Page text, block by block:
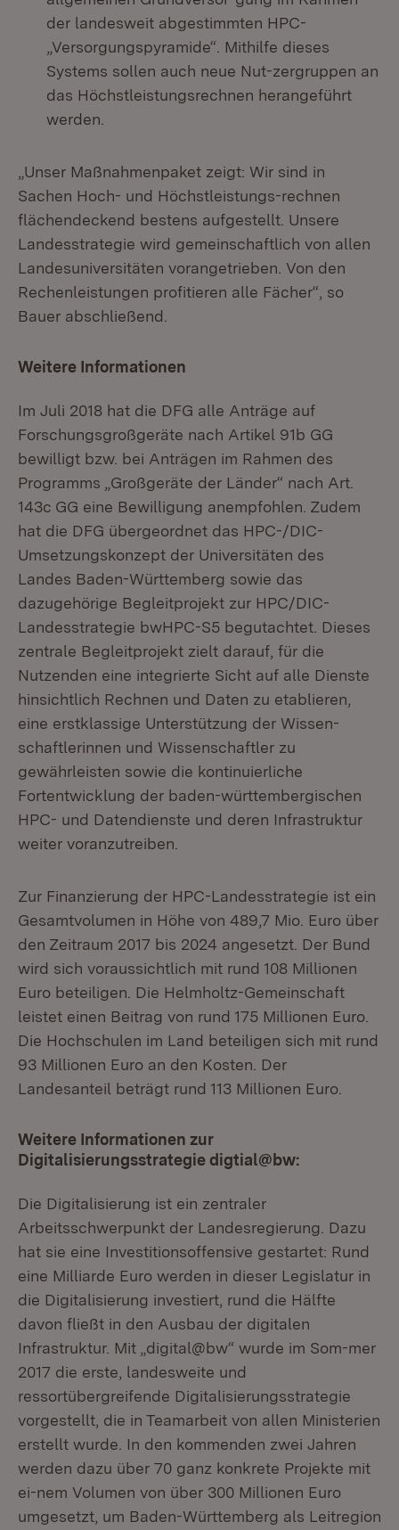
der landesweit abgestimmten HPC-
„Versorgungspyramide“. Mithilfe dieses
Systems sollen auch neue Nut-zergruppen an
das Höchstleistungsrechnen herangeführt
werden.
„Unser Maßnahmenpaket zeigt: Wir sind in
Sachen Hoch- und Höchstleistungs-rechnen
flächendeckend bestens aufgestellt. Unsere
Landesstrategie wird gemeinschaftlich von allen
Landesuniversitäten vorangetrieben. Von den
Rechenleistungen profitieren alle Fächer“, so
Bauer abschließend.
Weitere Informationen
Im Juli 2018 hat die DFG alle Anträge auf
Forschungsgroßgeräte nach Artikel 91b GG
bewilligt bzw. bei Anträgen im Rahmen des
Programms „Großgeräte der Länder“ nach Art.
143c GG eine Bewilligung anempfohlen. Zudem
hat die DFG übergeordnet das HPC-/DIC-
Umsetzungskonzept der Universitäten des
Landes Baden-Württemberg sowie das
dazugehörige Begleitprojekt zur HPC/DIC-
Landesstrategie bwHPC-S5 begutachtet. Dieses
zentrale Begleitprojekt zielt darauf, für die
Nutzenden eine integrierte Sicht auf alle Dienste
hinsichtlich Rechnen und Daten zu etablieren,
eine erstklassige Unterstützung der Wissen-
schaftlerinnen und Wissenschaftler zu
gewährleisten sowie die kontinuierliche
Fortentwicklung der baden-württembergischen
HPC- und Datendienste und deren Infrastruktur
weiter voranzutreiben.
Zur Finanzierung der HPC-Landesstrategie ist ein
Gesamtvolumen in Höhe von 489,7 Mio. Euro über
den Zeitraum 2017 bis 2024 angesetzt. Der Bund
wird sich voraussichtlich mit rund 108 Millionen
Euro beteiligen. Die Helmholtz-Gemeinschaft
leistet einen Beitrag von rund 175 Millionen Euro.
Die Hochschulen im Land beteiligen sich mit rund
93 Millionen Euro an den Kosten. Der
Landesanteil beträgt rund 113 Millionen Euro.
Weitere Informationen zur
Digitalisierungsstrategie digtial@bw:
Die Digitalisierung ist ein zentraler
Arbeitsschwerpunkt der Landesregierung. Dazu
hat sie eine Investitionsoffensive gestartet: Rund
eine Milliarde Euro werden in dieser Legislatur in
die Digitalisierung investiert, rund die Hälfte
davon fließt in den Ausbau der digitalen
Infrastruktur. Mit „digital@bw“ wurde im Som-mer
2017 die erste, landesweite und
ressortübergreifende Digitalisierungsstrategie
vorgestellt, die in Teamarbeit von allen Ministerien
erstellt wurde. In den kommenden zwei Jahren
werden dazu über 70 ganz konkrete Projekte mit
ei-nem Volumen von über 300 Millionen Euro
umgesetzt, um Baden-Württemberg als Leitregion